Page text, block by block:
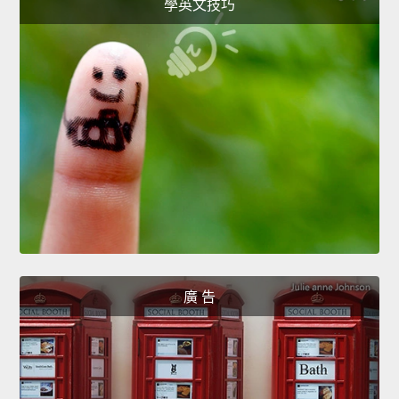
學英文技巧
廣 告